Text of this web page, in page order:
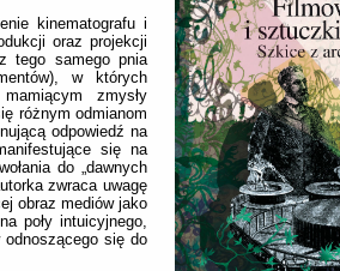
kinematografu i
oraz projekcji
tego samego pnia
w których
zmysły
różnym odmianom
odpowiedź na
się na
do „dawnych
zwraca uwagę
obraz mediów jako
poły intuicyjnego,
odnoszącego się do